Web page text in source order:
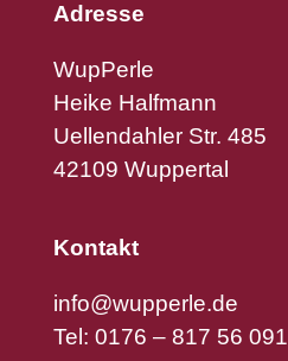
Adresse
WupPerle
Heike Halfmann
Uellendahler Str. 485
42109 Wuppertal
Kontakt
info@wupperle.de
Tel: 0176 – 817 56 091